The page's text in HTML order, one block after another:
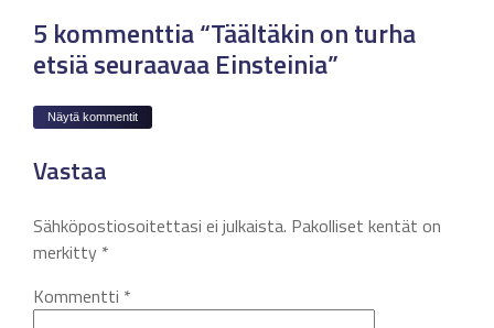
5 kommenttia “Täältäkin on turha
etsiä seuraavaa Einsteinia”
Näytä kommentit
Vastaa
Sähköpostiosoitettasi ei julkaista. Pakolliset kentät on
merkitty *
Kommentti *